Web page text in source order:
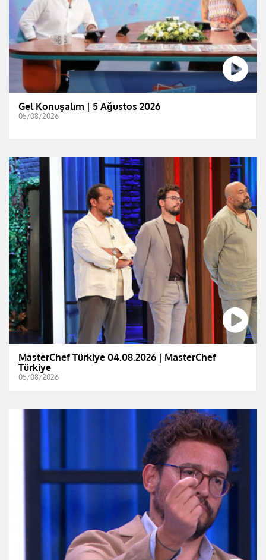
Gel Konuşalım | 5 Ağustos 2026
05/08/2026
MasterChef Türkiye 04.08.2026 | MasterChef
Türkiye
05/08/2026